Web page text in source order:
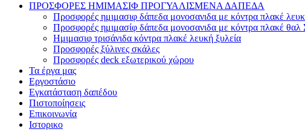
ΠΡΟΣΦΟΡΕΣ ΗΜΙΜΑΣΙΦ ΠΡΟΓΥΑΛΙΣΜΕΝΑ ΔΑΠΕΔΑ
Προσφορές ημιμασιφ δάπεδα μονοσανιδα με κόντρα πλακέ
Προσφορές ημιμασίφ δάπεδα μονοσανιδα με κόντρα πλακέ
Ημιμασιφ τρισάνιδα κόντρα πλακέ λευκή ξυλεία
Προσφορές ξύλινες σκάλες
Προσφορές deck εξωτερικού χώρου
Τα έργα μας
Εργοστάσιο
Εγκατάσταση δαπέδου
Πιστοποίησεις
Επικοινωνία
Ιστορικο